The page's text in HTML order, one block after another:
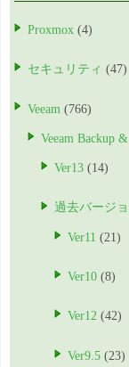
Proxmox (4)
セキュリティ (47)
Veeam (766)
Veeam Backup
Ver13 (14)
過去バージ
Ver11 (21)
Ver10 (8)
Ver12 (42)
Ver9.5 (23)